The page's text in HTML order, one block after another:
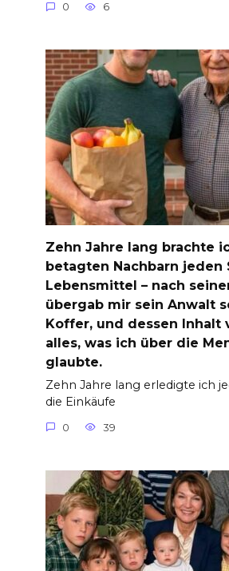
0 6
Zehn Jahre lang brachte
betagten Nachbarn jeden
Lebensmittel – nach
übergab mir sein Anwalt
Koffer, und dessen Inhalt
alles, was ich über die
glaubte.
Zehn Jahre lang erledigte ich
die Einkäufe
0 39